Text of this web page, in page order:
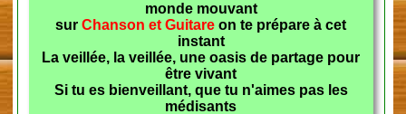
monde mouvant
surChanson et Guitare on te prépare à cet
instant
La veillée, la veillée, une oasis de partage pour
être vivant
Si tu es bienveillant, que tu n'aimes pas les
médisants